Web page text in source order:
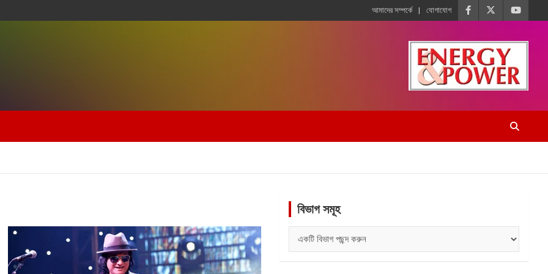
আমাদের সম্পর্কে যোগাযোগ
বিভাগ সমূহ
সমূহ